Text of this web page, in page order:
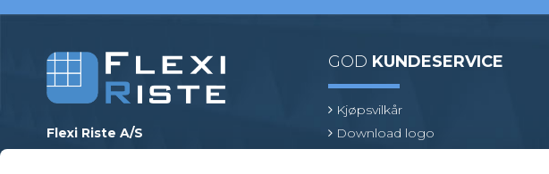
Flexi Riste A/S
GOD KUNDESERVICE
Kjøpsvilkår
Download logo